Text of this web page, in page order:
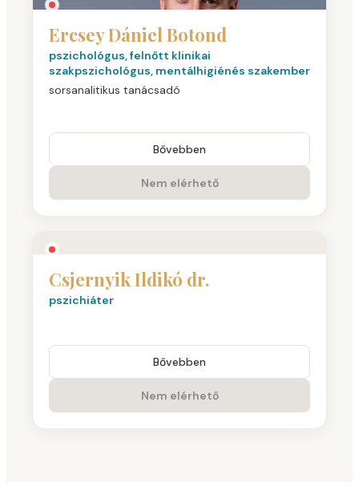
Ercsey Dániel Botond
pszichológus, felnőtt klinikai
szakpszichológus, mentálhigiénés szakember
sorsanalitikus tanácsadó
Bővebben
Nem elérhető
Csjernyik Ildikó dr.
pszichiáter
Bővebben
Nem elérhető